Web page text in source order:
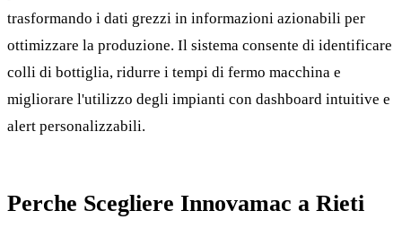
trasformando i dati grezzi in informazioni azionabili per
ottimizzare la produzione. Il sistema consente di identificare
colli di bottiglia, ridurre i tempi di fermo macchina e
migliorare l'utilizzo degli impianti con dashboard intuitive e
alert personalizzabili.
Perche Scegliere Innovamac a Rieti